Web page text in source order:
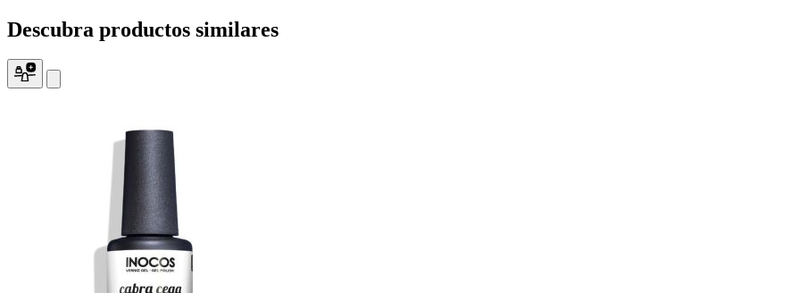
Descubra productos similares